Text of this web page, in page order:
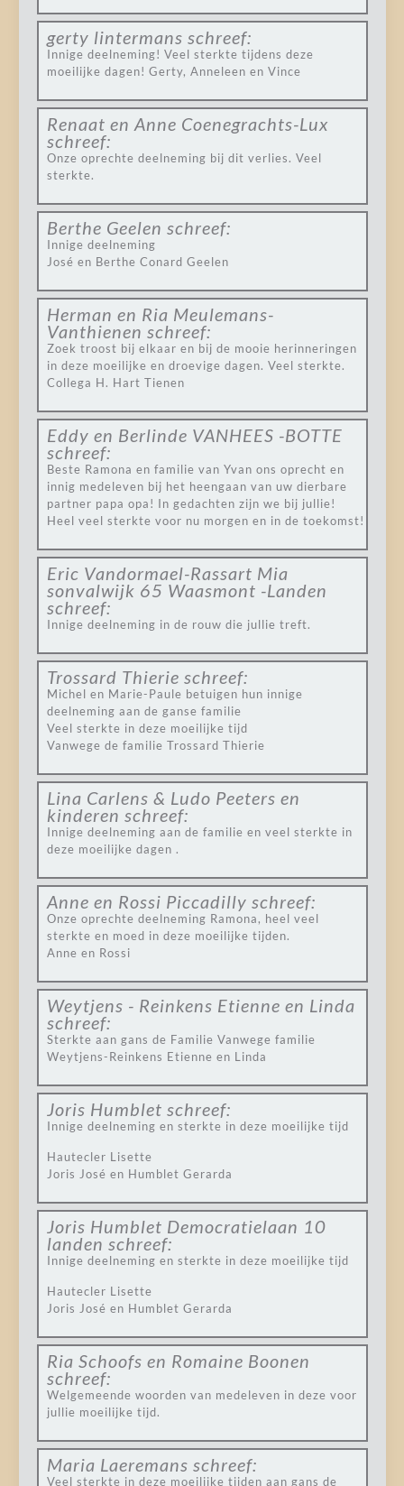
gerty lintermans schreef:
Innige deelneming! Veel sterkte tijdens deze
moeilijke dagen! Gerty, Anneleen en Vince
Renaat en Anne Coenegrachts-Lux
schreef:
Onze oprechte deelneming bij dit verlies. Veel
sterkte.
Berthe Geelen schreef:
Innige deelneming
José en Berthe Conard Geelen
Herman en Ria Meulemans-
Vanthienen schreef:
Zoek troost bij elkaar en bij de mooie herinneringen
in deze moeilijke en droevige dagen. Veel sterkte.
Collega H. Hart Tienen
Eddy en Berlinde VANHEES -BOTTE
schreef:
Beste Ramona en familie van Yvan ons oprecht en
innig medeleven bij het heengaan van uw dierbare
partner papa opa! In gedachten zijn we bij jullie!
Heel veel sterkte voor nu morgen en in de toekomst!
Eric Vandormael-Rassart Mia
sonvalwijk 65 Waasmont -Landen
schreef:
Innige deelneming in de rouw die jullie treft.
Trossard Thierie schreef:
Michel en Marie-Paule betuigen hun innige
deelneming aan de ganse familie
Veel sterkte in deze moeilijke tijd
Vanwege de familie Trossard Thierie
Lina Carlens & Ludo Peeters en
kinderen schreef:
Innige deelneming aan de familie en veel sterkte in
deze moeilijke dagen .
Anne en Rossi Piccadilly schreef:
Onze oprechte deelneming Ramona, heel veel
sterkte en moed in deze moeilijke tijden.
Anne en Rossi
Weytjens - Reinkens Etienne en Linda
schreef:
Sterkte aan gans de Familie Vanwege familie
Weytjens-Reinkens Etienne en Linda
Joris Humblet schreef:
Innige deelneming en sterkte in deze moeilijke tijd
Hautecler Lisette
Joris José en Humblet Gerarda
Joris Humblet Democratielaan 10
landen schreef:
Innige deelneming en sterkte in deze moeilijke tijd
Hautecler Lisette
Joris José en Humblet Gerarda
Ria Schoofs en Romaine Boonen
schreef:
Welgemeende woorden van medeleven in deze voor
jullie moeilijke tijd.
Maria Laeremans schreef:
Veel sterkte in deze moeilijke tijden aan gans de